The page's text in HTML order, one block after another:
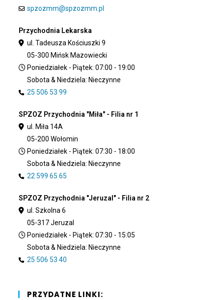
spzozmm@spzozmm.pl
Przychodnia Lekarska
ul. Tadeusza Kościuszki 9
05-300 Mińsk Mazowiecki
Poniedziałek - Piątek: 07:00 - 19:00
Sobota & Niedziela: Nieczynne
25 506 53 99
SPZOZ Przychodnia "Miła" - Filia nr 1
ul. Miła 14A
05-200 Wołomin
Poniedziałek - Piątek: 07:30 - 18:00
Sobota & Niedziela: Nieczynne
22 599 65 65
SPZOZ Przychodnia "Jeruzal" - Filia nr 2
ul. Szkolna 6
05-317 Jeruzal
Poniedziałek - Piątek: 07:30 - 15:05
Sobota & Niedziela: Nieczynne
25 506 53 40
PRZYDATNE LINKI: